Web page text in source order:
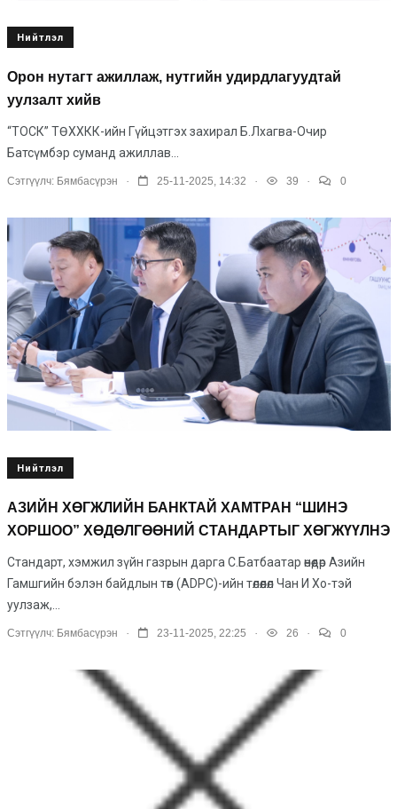
Нийтлэл
Орон нутагт ажиллаж, нутгийн удирдлагуудтай
уулзалт хийв
“ТОСК” ТӨХХКК-ийн Гүйцэтгэх захирал Б.Лхагва-Очир
Батсүмбэр суманд ажиллав...
Сэтгүүлч: Бямбасүрэн . 25-11-2025, 14:32 . 39 . 0
Нийтлэл
АЗИЙН ХӨГЖЛИЙН БАНКТАЙ ХАМТРАН “ШИНЭ
ХОРШОО” ХӨДӨЛГӨӨНИЙ СТАНДАРТЫГ ХӨГЖҮҮЛНЭ
Стандарт, хэмжил зүйн газрын дарга С.Батбаатар өнөөдөр Азийн
Гамшгийн бэлэн байдлын төв (ADPC)-ийн төлөөлөл Чан И Хо-тэй
уулзаж,...
Сэтгүүлч: Бямбасүрэн . 23-11-2025, 22:25 . 26 . 0